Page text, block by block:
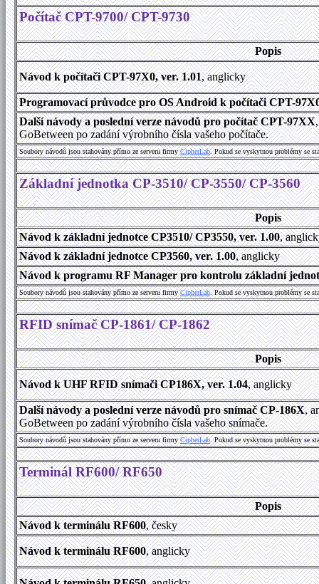
Počítač CPT-9700/ CPT-9730
Popis
Návod k počítači CPT-97X0, ver. 1.01, anglicky
Programovací průvodce pro OS Android k počítači CPT-
Další návody a poslední verze návodů pro počítač CPT-97XX
GoBetween po zadání výrobního čísla vašeho počítače.
Soubory návodů jsou stahovány přímo ze serveru firmyCipherLab. Pokud se vyskytnou problémy se
Základní jednotka CP-3510/ CP-3550/ CP-3560
Popis
Návod k základní jednotce CP3510/ CP3550, ver. 1.00,
Návod k základní jednotce CP3560, ver. 1.00, anglicky
Návod k programu RF Manager pro kontrolu základní
Soubory návodů jsou stahovány přímo ze serveru firmyCipherLab. Pokud se vyskytnou problémy se
RFID snímač CP-1861/ CP-1862
Popis
Návod k UHF RFID snímači CP186X, ver. 1.04, anglicky
Další návody a poslední verze návodů pro snímač CP-186X,
GoBetween po zadání výrobního čísla vašeho snímače.
Soubory návodů jsou stahovány přímo ze serveru firmyCipherLab. Pokud se vyskytnou problémy se
Terminál RF600/ RF650
Popis
Návod k terminálu RF600, česky
Návod k terminálu RF600, anglicky